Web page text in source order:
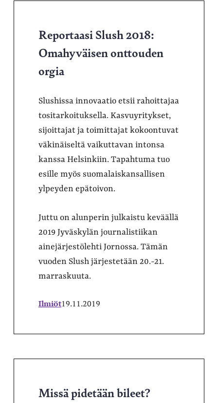
Reportaasi Slush 2018:
Omahyväisen onttouden
orgia
Slushissa innovaatio etsii rahoittajaa
tositarkoituksella. Kasvuyritykset,
sijoittajat ja toimittajat kokoontuvat
väkinäiseltä vaikuttavan intonsa
kanssa Helsinkiin. Tapahtuma tuo
esille myös suomalaiskansallisen
ylpeyden epätoivon.
Juttu on alunperin julkaistu keväällä
2019 Jyväskylän journalistiikan
ainejärjestölehti Jornossa. Tämän
vuoden Slush järjestetään 20.-21.
marraskuuta.
Ilmiöt19.11.2019
Missä pidetään bileet?